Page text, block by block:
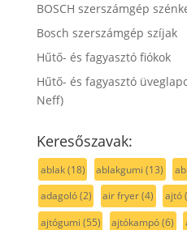
BOSCH szerszámgép
Bosch szerszámgép szíjak
Hűtő- és fagyasztó fiókok
Hűtő- és fagyasztó
Neff)
Keresőszavak:
ablak(18) ablakgumi (13)
adagoló(2) air fryer(4) ajtó
ajtógumi (55) ajtókampó(6)